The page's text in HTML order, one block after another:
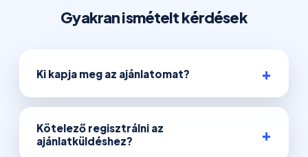
Gyakran ismételt kérdések
Ki kapja meg az ajánlatomat?
Kötelező regisztrálni az
ajánlatküldéshez?